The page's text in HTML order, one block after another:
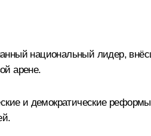
национальный лидер,
арене.
и демократические